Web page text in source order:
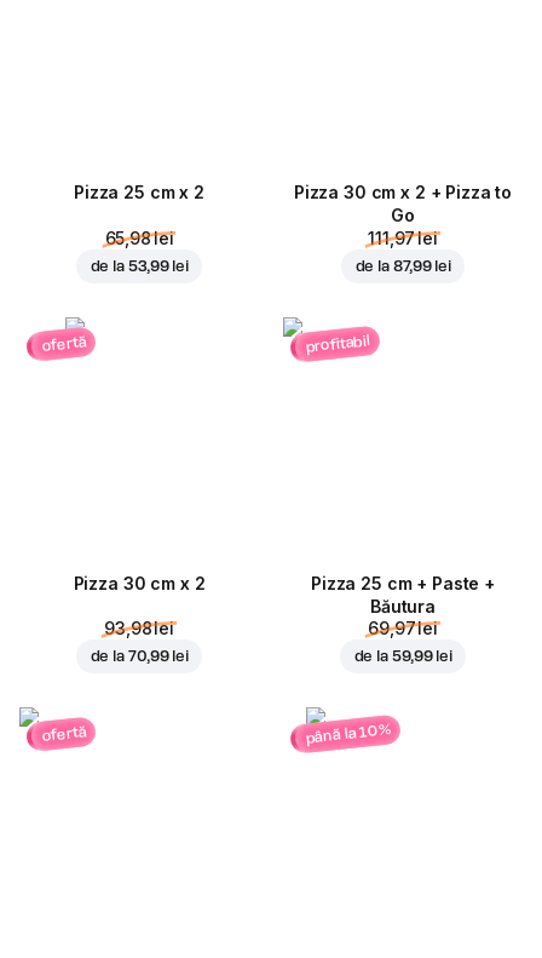
Pizza 25 cm x 2
65,98 lei
de la 53,99 lei
Pizza 30 cm x 2 + Pizza to
Go
111,97 lei
de la 87,99 lei
ofertă
Pizza 30 cm x 2
93,98 lei
de la 70,99 lei
profitabil
Pizza 25 cm + Paste +
Băutura
69,97 lei
de la 59,99 lei
ofertă până la 10%